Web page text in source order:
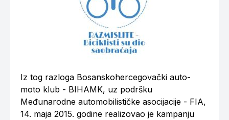
Iz tog razloga Bosanskohercegovački auto-
moto klub - BIHAMK, uz podršku
Međunarodne automobilističke asocijacije - FIA,
14. maja 2015. godine realizovao je kampanju